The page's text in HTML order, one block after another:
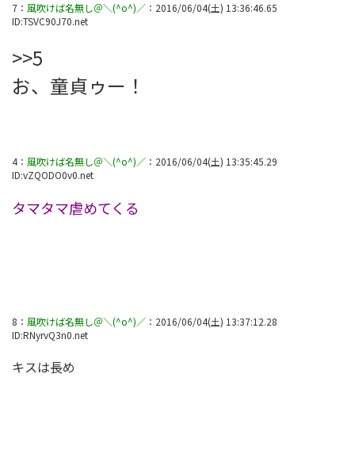
7 ： 風吹けば名無し＠＼(^o^)／ ： 2016/06/04(土) 13:36:46.65
ID:TSVC90J70.net
>>5
お、童貞ゥー！
4： 風吹けば名無し＠＼(^o^)／ ： 2016/06/04(土) 13:35:45.29
ID:vZQODO0v0.net
タマタマ虐めてくる
8 ： 風吹けば名無し＠＼(^o^)／ ： 2016/06/04(土) 13:37:12.28
ID:RNyrvQ3n0.net
キスは長め